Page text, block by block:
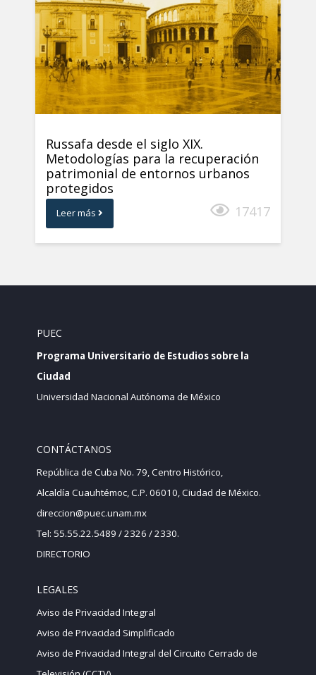
Russafa desde el siglo XIX.
Metodologías para la recuperación
patrimonial de entornos urbanos
protegidos
Leer más 17417
PUEC
Programa Universitario de Estudios sobre la
Ciudad
Universidad Nacional Autónoma de México
CONTÁCTANOS
República de Cuba No. 79, Centro Histórico,
Alcaldía Cuauhtémoc, C.P. 06010, Ciudad de México.
direccion@puec.unam.mx
Tel: 55.55.22.5489 / 2326 / 2330.
DIRECTORIO
LEGALES
Aviso de Privacidad Integral
Aviso de Privacidad Simplificado
Aviso de Privacidad Integral del Circuito Cerrado de